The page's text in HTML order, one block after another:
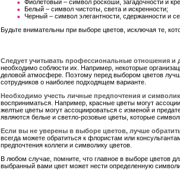
Фиолетовый – символ роскоши, загадочности и
Белый – символ чистоты, света и искренности;
Черный – символ элегантности, сдержанности и
Будьте внимательны при выборе цветов, исключая те,
Следует учитывать профессиональные отношения и
необходимо соблюсти их. Например, некоторые
деловой атмосфере. Поэтому перед выбором цветов
сотрудников о наиболее подходящем варианте.
Необходимо учесть личные предпочтения и
восприниматься. Например, красные цветы могут
желтые цветы могут ассоциироваться с изменой и
являются белые и светло-розовые цветы, которые
Если вы не уверены в выборе цветов, лучше
всегда можете обратиться к флористам или
предпочтения коллеги и символику цветов.
В любом случае, помните, что главное в выборе цветов
выбранный вами цвет может нести определенную